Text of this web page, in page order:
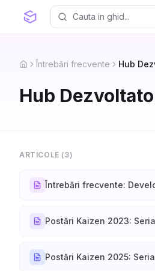
HomeÎntrebări frecvente Hub
Hub
ARTICOLE (3)
Întrebări frecvente:
Postări Kaizen 2023:
Postări Kaizen 2025: Seria